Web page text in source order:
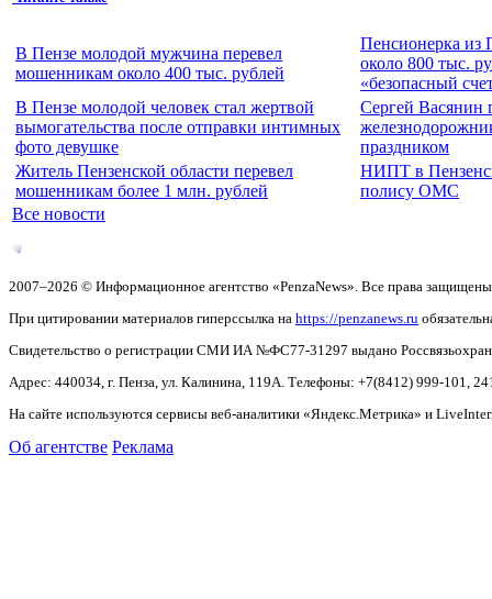
В Пензе молодой мужчина перевел
мошенникам около 400 тыс. рублей
Пенсионерка из
около 800 тыс.
«безопасный
В Пензе молодой человек стал жертвой
вымогательства после отправки интимных
фото девушке
Сергей Васянин
праздником
Житель Пензенской области перевел
мошенникам более 1 млн. рублей
НИПТ в
полису ОМС
Все новости
2007–2026 © Информационное агентство «PenzaNews». Все права
При цитировании материалов гиперссылка на https://penzanews.ru
Свидетельство о регистрации СМИ ИА №ФС77-31297 выдано
Адрес: 440034, г. Пенза, ул. Калинина, 119А. Телефоны: +7(8412) 999-101,
На сайте используются сервисы веб-аналитики «Яндекс.Метрика» и
Об агентстве Реклама